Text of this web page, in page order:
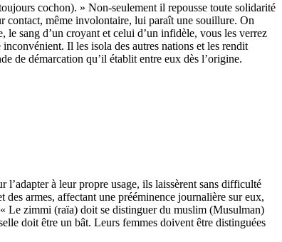
cochon). » Non-seulement il repousse toute solidarité
contact, même involontaire, lui paraît une souillure. On
le sang d’un croyant et celui d’un infidèle, vous les verrez
Il les isola des autres nations et les rendit
de démarcation qu’il établit entre eux dès l’origine.
l’adapter à leur propre usage, ils laissèrent sans difficulté
des armes, affectant une prééminence journalière sur eux,
Le zimmi (raïa) doit se distinguer du muslim (Musulman)
doit être un bât. Leurs femmes doivent être distinguées